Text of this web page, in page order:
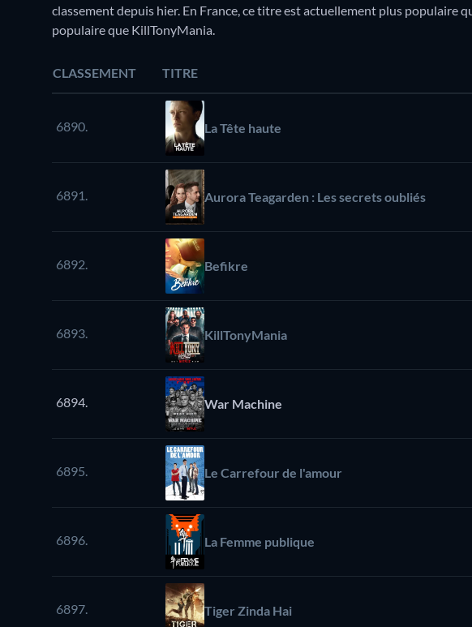
classement depuis hier. En France, ce titre est actuellement plus populaire
populaire que KillTonyMania.
CLASSEMENT TITRE
6890. La Tête haute
6891. Aurora Teagarden : Les secrets oubliés
6892. Befikre
6893. KillTonyMania
6894. War Machine
6895. Le Carrefour de l'amour
6896. La Femme publique
6897. Tiger Zinda Hai